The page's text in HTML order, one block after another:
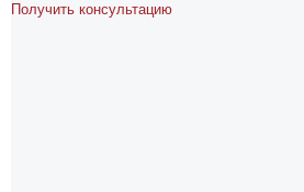
Получить консультацию